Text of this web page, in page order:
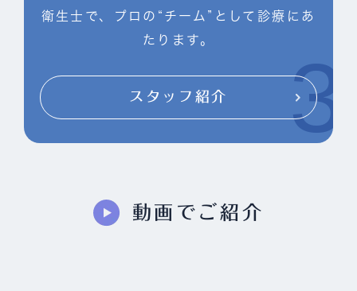
衛生士で、プロの“チーム”として診療にあ
たります。
スタッフ紹介
動画でご紹介